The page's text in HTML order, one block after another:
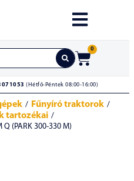
0
(Hétfő-Péntek 08:00-16:00)
/ Fűnyíró traktorok /
tartozékai /
(PARK 300-330 M)